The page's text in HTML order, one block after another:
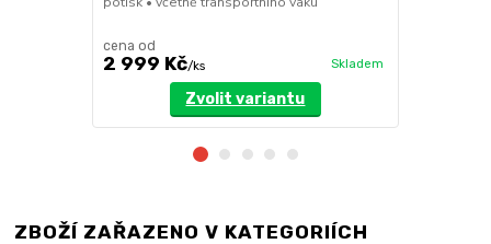
cena od
2 999 Kč/ks Skladem
Zvolit variantu
ZBOŽÍ ZAŘAZENO V KATEGORIÍCH